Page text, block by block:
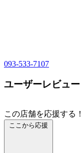
093-533-7107
ユーザーレビュー
この店舗を応援する！
ここから応援